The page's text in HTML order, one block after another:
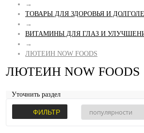
→
ТОВАРЫ ДЛЯ ЗДОРОВЬЯ И
→
ВИТАМИНЫ ДЛЯ ГЛАЗ И
→
ЛЮТЕИН NOW FOODS
ЛЮТЕИН NOW FOODS
Уточнить раздел
ФИЛЬТР